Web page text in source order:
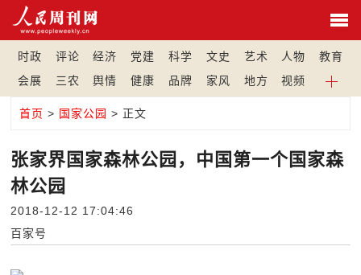
时政 评论 经济 党建 科学 文史 艺术 人物
教育
会展
三农 舆情 健康 品牌 家风 地方 视频
首页 > 国家公园 > 正文
张家界国家森林公园，中国第一个国家森
林公园
2018-12-12 17:04:46
百家号